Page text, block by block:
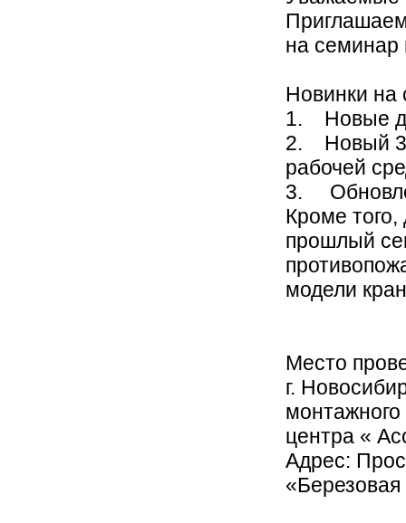
на семинар
Новинки на
1. Новые
2. Новый 3-
рабочей
3.
Кроме
прошлый
модели
Место
г.
центра «
Адрес: